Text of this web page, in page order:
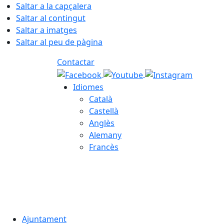
Saltar a la capçalera
Saltar al contingut
Saltar a imatges
Saltar al peu de pàgina
Contactar
Idiomes
Català
Castellà
Anglès
Alemany
Francès
Ajuntament